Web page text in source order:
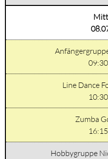
Line Dance
Zumba
Hobbygruppe